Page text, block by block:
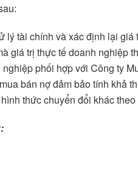
lý tài chính và xác định lại
giá trị thực tế doanh nghiệp
phối hợp với Công ty
bán nợ đảm bảo tính khả
thức chuyển đổi khác theo